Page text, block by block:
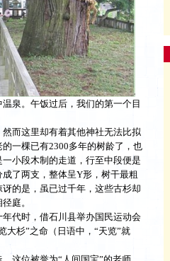
泉。午饭过后，我们的第一个目
而这里却有着其他神社无法比拟
一棵已有2300多年的树龄了，也
小段木制的走道，行至中段便是
了两支，整体呈Y形，树干最粗
的是，虽已过千年，这些古杉却
庭。
代时，借石川县举办国民运动会
大杉”之命（日语中，“天览”就